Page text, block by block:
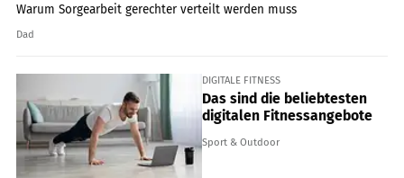
Warum Sorgearbeit gerechter verteilt werden muss
Dad
DIGITALE FITNESS
Das sind die beliebtesten
digitalen Fitnessangebote
Sport & Outdoor